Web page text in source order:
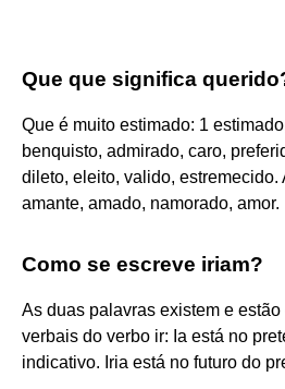
Que que significa
Que é muito estimado: 1
benquisto, admirado, caro,
dileto, eleito, valido, estremecido.
amante, amado, namorado, amor.
Como se escreve iriam?
As duas palavras existem e
verbais do verbo ir: Ia está no
indicativo. Iria está no futuro do